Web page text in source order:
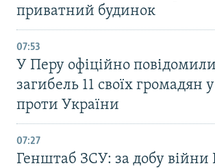
приватний будинок
07:53
У Перу офіційно
загибель 11 своїх громадян
проти України
07:27
Генштаб ЗСУ: за добу війни